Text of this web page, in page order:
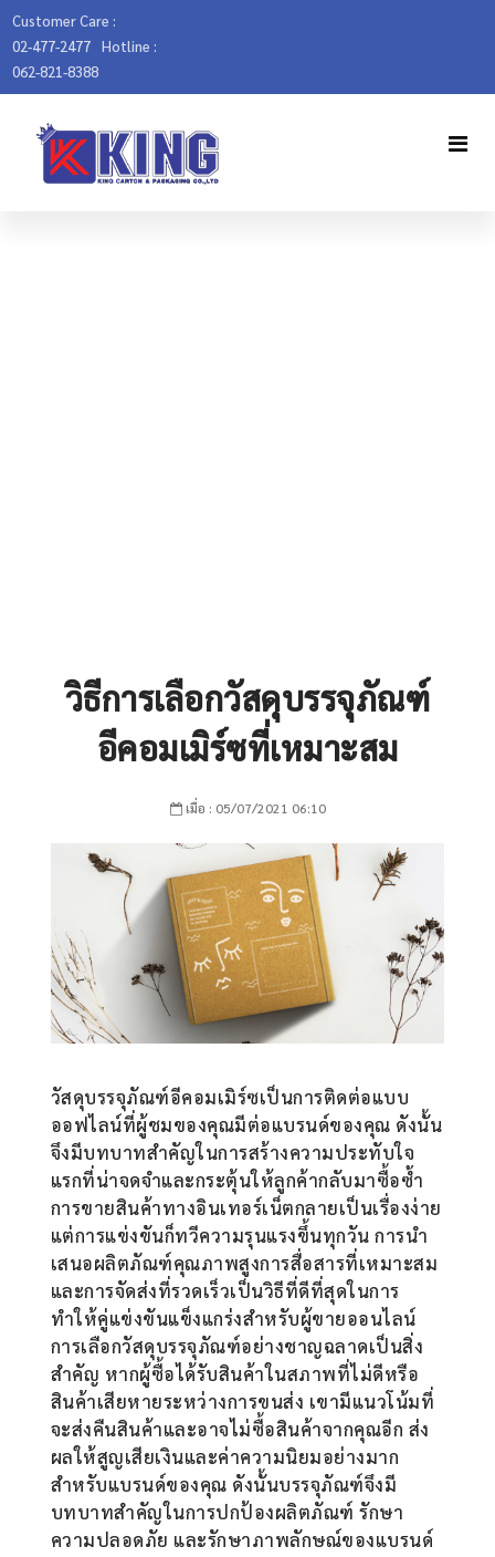
Customer Care :
02-477-2477
Hotline :
062-821-8388
วิธีการเลือกวัสดุบรรจุภัณฑ์
อีคอมเมิร์ซที่เหมาะสม
เมื่อ : 05/07/2021 06:10
วัสดุบรรจุภัณฑ์อีคอมเมิร์ซเป็นการติดต่อแบบ
ออฟไลน์ที่ผู้ชมของคุณมีต่อแบรนด์ของคุณ ดังนั้น
จึงมีบทบาทสำคัญในการสร้างความประทับใจ
แรกที่น่าจดจำและกระตุ้นให้ลูกค้ากลับมาซื้อซ้ำ
การขายสินค้าทางอินเทอร์เน็ตกลายเป็นเรื่องง่าย
แต่การแข่งขันก็ทวีความรุนแรงขึ้นทุกวัน การนำ
เสนอผลิตภัณฑ์คุณภาพสูงการสื่อสารที่เหมาะสม
และการจัดส่งที่รวดเร็วเป็นวิธีที่ดีที่สุดในการ
ทำให้คู่แข่งขันแข็งแกร่งสำหรับผู้ขายออนไลน์
การเลือกวัสดุบรรจุภัณฑ์อย่างชาญฉลาดเป็นสิ่ง
สำคัญ หากผู้ซื้อได้รับสินค้าในสภาพที่ไม่ดีหรือ
สินค้าเสียหายระหว่างการขนส่ง เขามีแนวโน้มที่
จะส่งคืนสินค้าและอาจไม่ซื้อสินค้าจากคุณอีก ส่ง
ผลให้สูญเสียเงินและค่าความนิยมอย่างมาก
สำหรับแบรนด์ของคุณ ดังนั้นบรรจุภัณฑ์จึงมี
บทบาทสำคัญในการปกป้องผลิตภัณฑ์ รักษา
ความปลอดภัย และรักษาภาพลักษณ์ของแบรนด์